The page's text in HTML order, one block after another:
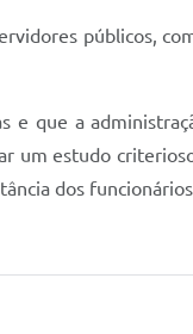
públicos,
a administração
um estudo
dos